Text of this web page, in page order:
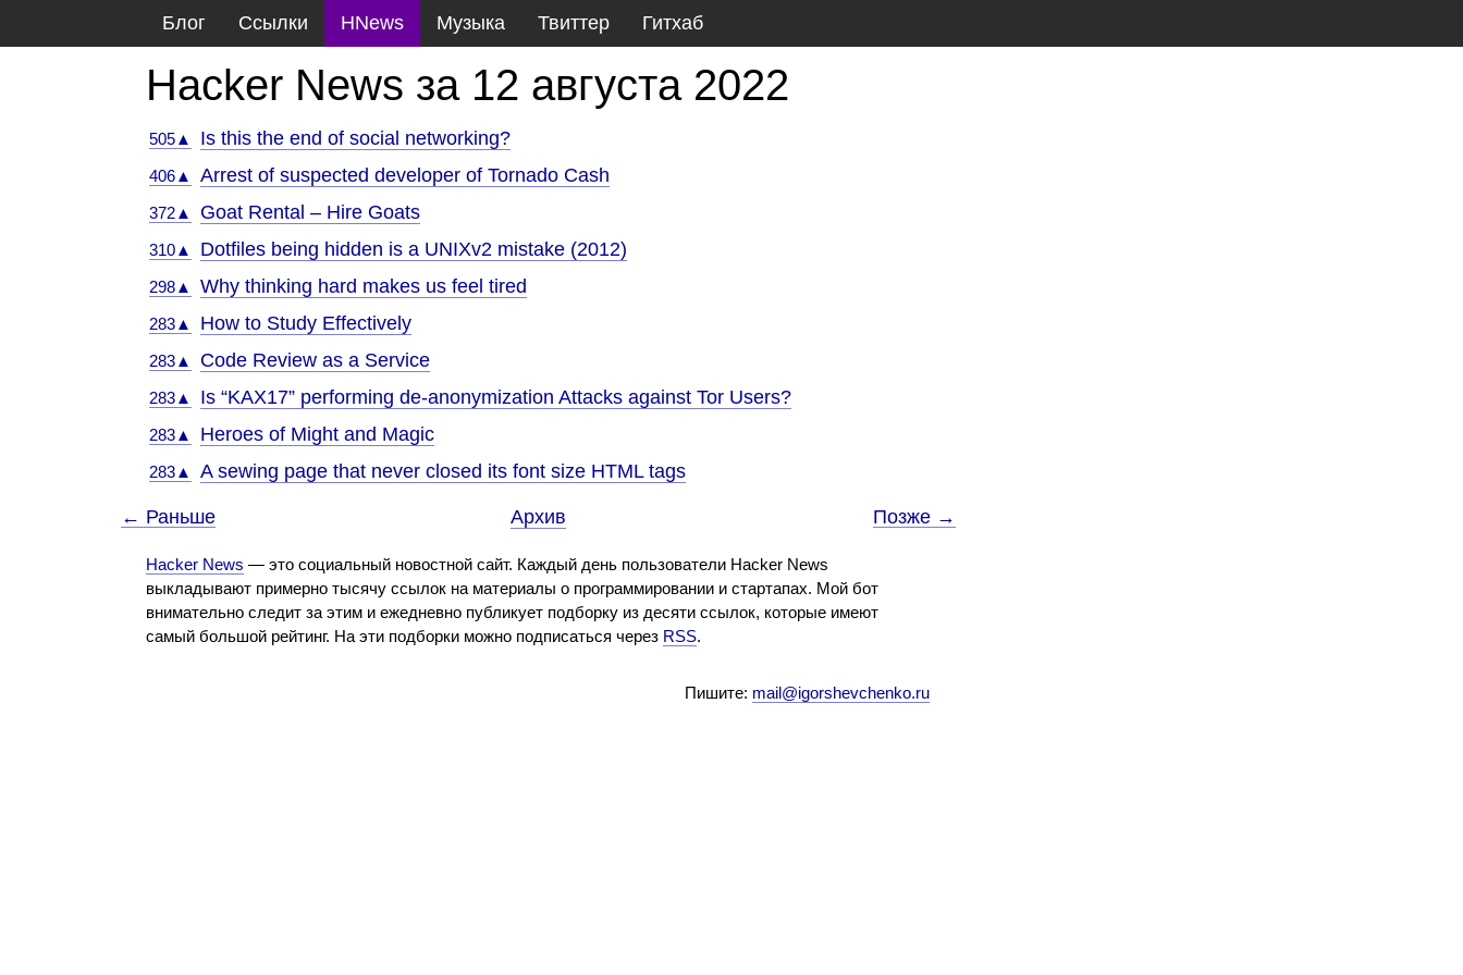
Блог Ссылки HNews Музыка Твиттер Гитхаб
Hacker News за 12 августа 2022
505▲ Is this the end of social networking?
406▲ Arrest of suspected developer of Tornado Cash
372▲ Goat Rental – Hire Goats
310▲ Dotfiles being hidden is a UNIXv2 mistake (2012)
298▲ Why thinking hard makes us feel tired
283▲ How to Study Effectively
283▲ Code Review as a Service
283▲ Is “KAX17” performing de-anonymization Attacks against Tor Users?
283▲ Heroes of Might and Magic
283▲ A sewing page that never closed its font size HTML tags
← Раньше Архив Позже →
Hacker News — это социальный новостной сайт. Каждый день пользователи Hacker News
выкладывают примерно тысячу ссылок на материалы о программировании и стартапах. Мой бот
внимательно следит за этим и ежедневно публикует подборку из десяти ссылок, которые имеют
самый большой рейтинг. На эти подборки можно подписаться через RSS.
Пишите: mail@igorshevchenko.ru